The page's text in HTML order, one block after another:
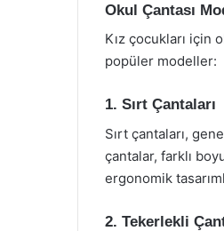
Okul Çantası
Kız çocukları için
popüler modeller:
1. Sırt Çantaları
Sırt çantaları,
çantalar, farklı
ergonomik
2. Tekerlekli